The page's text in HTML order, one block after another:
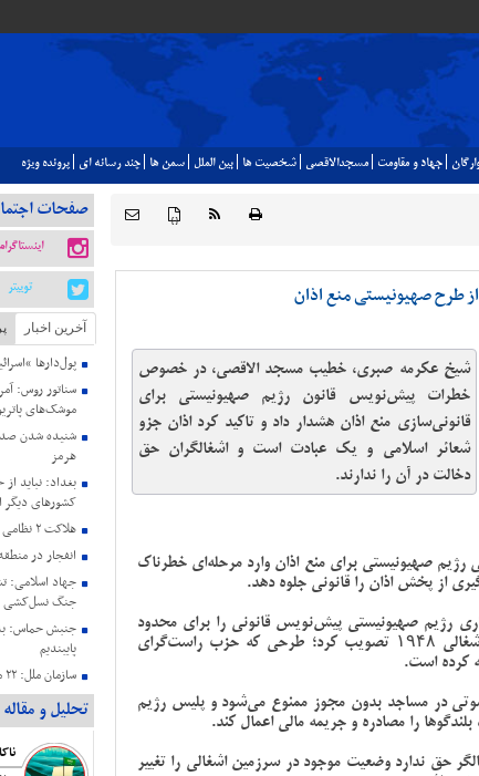
جهاد و مقاومت مسجدالاقصي شخصيت ها بين الملل سمن ها چند رسانه اي پرونده ويژه
{ }
طرح صهیونیستی منع اذان
شیخ عکرمه صبری، خطیب مسجد الاقصی، در خصوص
خطرات پیش‌نویس قانون رژیم صهیونیستی برای
قانونی‌سازی منع اذان هشدار داد و تاکید کرد اذان جزو
شعائر اسلامی و یک عبادت است و اشغالگران حق
دخالت در آن را ندارند.
صهیونیستی برای منع اذان وارد مرحله‌ای خطرناک
از پخش اذان را قانونی جلوه دهد.
رژیم صهیونیستی پیش‌نویس قانونی را برای محدود
کردن پخش اذان در قدس اشغالی و مناطق فلسطینی اشغالی ۱۹۴۸ تصویب کرد؛ طرحی که حزب راست‌گرای
کرده است.
در مساجد بدون مجوز ممنوع می‌شود و پلیس رژیم
را مصادره و جریمه مالی اعمال کند.
حق ندارد وضعیت موجود در سرزمین اشغالی را تغییر
صفحات
اینستاگرام
توییتر
آخرین اخبار
پول‌دارها
سناتور روس:
موشک‌های
شنیده شدن
هرمز
بغداد: نباید
کشورهای دیگر
هلاکت ۲ نظامی صهیونیستی در جنوب لبنان
انفجار در
جنگ نسل‌کشی
جنبش حماس:
پایبندیم
دارند
حمایت هیئت
عزتمندانه
بیانیه کمیته
تحلیل و مقاله